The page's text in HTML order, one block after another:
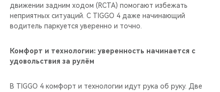
движении задним ходом (RCTA) помогают избежать
неприятных ситуаций. С TIGGO 4 даже начинающий
водитель паркуется уверенно и точно.
Комфорт и технологии: уверенность начинается с
удовольствия за рулём
В TIGGO 4 комфорт и технологии идут рука об руку. Две